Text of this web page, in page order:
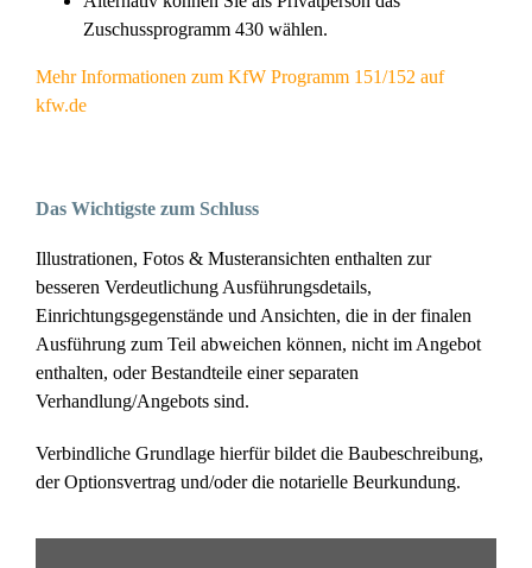
Zuschussprogramm 430 wählen.
Mehr Informationen zum KfW Programm 151/152 auf
kfw.de
Das Wichtigste zum Schluss
Illustrationen, Fotos & Musteransichten enthalten zur
besseren Verdeutlichung Ausführungsdetails,
Einrichtungsgegenstände und Ansichten, die in der finalen
Ausführung zum Teil abweichen können, nicht im Angebot
enthalten, oder Bestandteile einer separaten
Verhandlung/Angebots sind.
Verbindliche Grundlage hierfür bildet die Baubeschreibung,
der Optionsvertrag und/oder die notarielle Beurkundung.